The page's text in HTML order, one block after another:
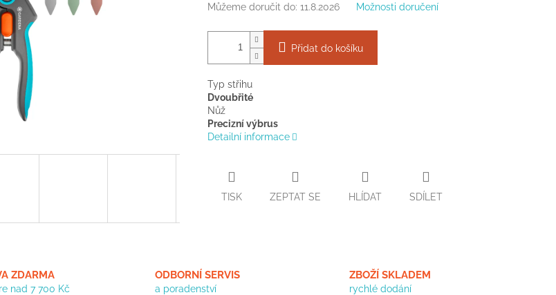
Můžeme doručit do: 11.8.2026 Možnosti doručení
Přidat do košíku
Typ střihu
Dvoubřité
Nůž
Precizní výbrus
Detailní informace
TISK ZEPTAT SE HLÍDAT SDÍLET
ZDARMA
nad 7 700 Kč
ODBORNÍ SERVIS
a poradenství
ZBOŽÍ SKLADEM
rychlé dodání